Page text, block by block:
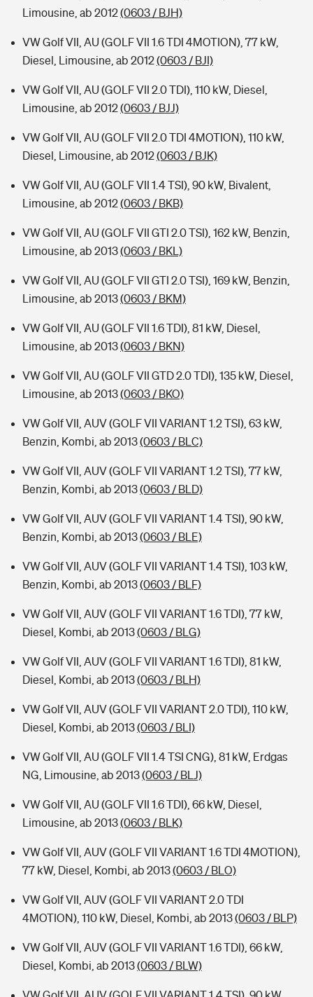
Sie haben Fragen?
Limousine, ab 2012(0603 / BJH)
VW Golf VII, AU (GOLF VII 1.6 TDI 4MOTION), 77 kW,
Diesel, Limousine, ab 2012(0603 / BJI)
VW Golf VII, AU (GOLF VII 2.0 TDI), 110 kW, Diesel,
Limousine, ab 2012(0603 / BJJ)
VW Golf VII, AU (GOLF VII 2.0 TDI 4MOTION), 110 kW,
Diesel, Limousine, ab 2012(0603 / BJK)
VW Golf VII, AU (GOLF VII 1.4 TSI), 90 kW, Bivalent,
Limousine, ab 2012(0603 / BKB)
VW Golf VII, AU (GOLF VII GTI 2.0 TSI), 162 kW, Benzin,
Limousine, ab 2013(0603 / BKL)
VW Golf VII, AU (GOLF VII GTI 2.0 TSI), 169 kW, Benzin,
Limousine, ab 2013(0603 / BKM)
VW Golf VII, AU (GOLF VII 1.6 TDI), 81 kW, Diesel,
Limousine, ab 2013(0603 / BKN)
VW Golf VII, AU (GOLF VII GTD 2.0 TDI), 135 kW, Diesel,
Limousine, ab 2013(0603 / BKO)
VW Golf VII, AUV (GOLF VII VARIANT 1.2 TSI), 63 kW,
Benzin, Kombi, ab 2013(0603 / BLC)
VW Golf VII, AUV (GOLF VII VARIANT 1.2 TSI), 77 kW,
Benzin, Kombi, ab 2013(0603 / BLD)
VW Golf VII, AUV (GOLF VII VARIANT 1.4 TSI), 90 kW,
Benzin, Kombi, ab 2013(0603 / BLE)
VW Golf VII, AUV (GOLF VII VARIANT 1.4 TSI), 103 kW,
Benzin, Kombi, ab 2013(0603 / BLF)
VW Golf VII, AUV (GOLF VII VARIANT 1.6 TDI), 77 kW,
Diesel, Kombi, ab 2013(0603 / BLG)
VW Golf VII, AUV (GOLF VII VARIANT 1.6 TDI), 81 kW,
Diesel, Kombi, ab 2013(0603 / BLH)
VW Golf VII, AUV (GOLF VII VARIANT 2.0 TDI), 110 kW,
Diesel, Kombi, ab 2013(0603 / BLI)
VW Golf VII, AU (GOLF VII 1.4 TSI CNG), 81 kW, Erdgas
NG, Limousine, ab 2013(0603 / BLJ)
VW Golf VII, AU (GOLF VII 1.6 TDI), 66 kW, Diesel,
Limousine, ab 2013(0603 / BLK)
VW Golf VII, AUV (GOLF VII VARIANT 1.6 TDI 4MOTION),
77 kW, Diesel, Kombi, ab 2013(0603 / BLO)
VW Golf VII, AUV (GOLF VII VARIANT 2.0 TDI
4MOTION), 110 kW, Diesel, Kombi, ab 2013(0603 / BLP)
VW Golf VII, AUV (GOLF VII VARIANT 1.6 TDI), 66 kW,
Diesel, Kombi, ab 2013(0603 / BLW)